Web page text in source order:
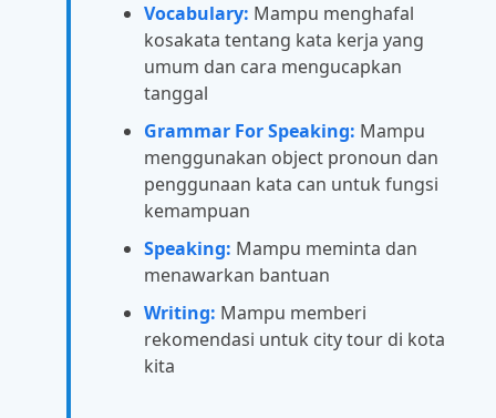
Vocabulary: Mampu menghafal
kosakata tentang kata kerja yang
umum dan cara mengucapkan
tanggal
Grammar For Speaking: Mampu
menggunakan object pronoun dan
penggunaan kata can untuk fungsi
kemampuan
Speaking: Mampu meminta dan
menawarkan bantuan
Writing: Mampu memberi
rekomendasi untuk city tour di kota
kita